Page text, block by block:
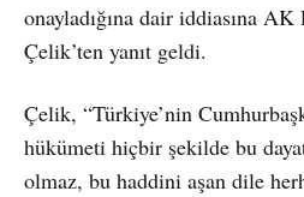
onayladığına dair iddiasına
Çelik’ten yanıt geldi.
Çelik, “Türkiye’nin
hükümeti hiçbir şekilde bu
olmaz, bu haddini aşan dile